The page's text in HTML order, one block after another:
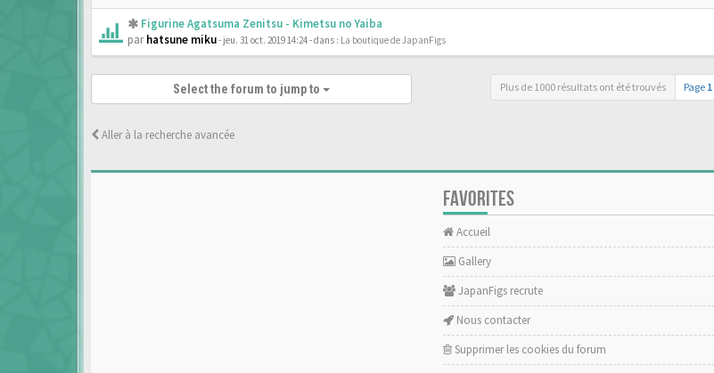
Figurine Agatsuma Zenitsu - Kimetsu no Yaiba
parhatsune miku- jeu. 31 oct. 2019 14:24- dans : La boutique de JapanFigs
Plus de 1000 résultats ont été trouvés Page 1
Select the forum to jump to
Aller à la recherche avancée
FAVORITES
Accueil
Gallery
JapanFigs recrute
Nous contacter
Supprimer les cookies du forum